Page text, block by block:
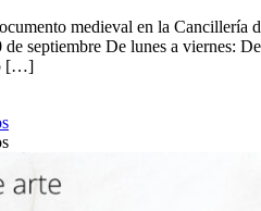
medieval en la Cancillería
septiembre De lunes a viernes: De
[…]